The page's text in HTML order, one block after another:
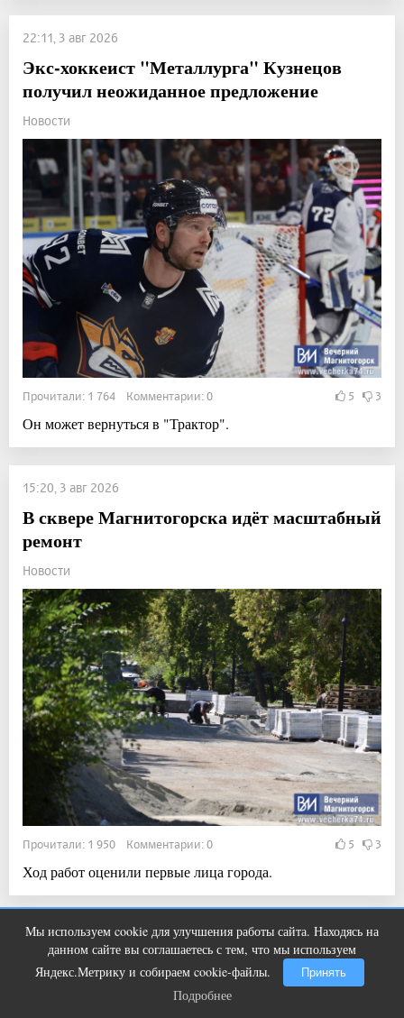
22:11, 3 авг 2026
Экс-хоккеист "Металлурга" Кузнецов
получил неожиданное предложение
Новости
Прочитали: 1 764 Комментарии: 0 5 3
Он может вернуться в "Трактор".
15:20, 3 авг 2026
В сквере Магнитогорска идёт масштабный
ремонт
Новости
Прочитали: 1 950 Комментарии: 0 5 3
Ход работ оценили первые лица города.
Показать ещё
Мы используем cookie для улучшения работы сайта. Находясь на
данном сайте вы соглашаетесь с тем, что мы используем
Яндекс.Метрику и собираем cookie-файлы.
Принять
Подробнее
Смолов призвал российских
футболистов покинуть страну
Подробнее